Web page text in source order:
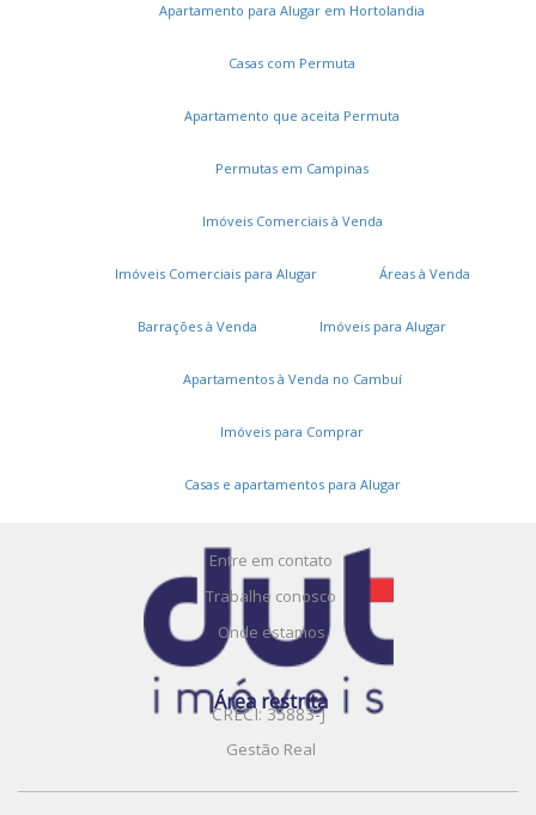
Apartamento para Alugar em Hortolandia
Casas com Permuta
Apartamento que aceita Permuta
Permutas em Campinas
Imóveis Comerciais à Venda
Imóveis Comerciais para Alugar Áreas à Venda
Barrações à Venda Imóveis para Alugar
Apartamentos à Venda no Cambuí
Imóveis para Comprar
Casas e apartamentos para Alugar
CRECI: 35883-J
Serviços
Cadastros e Propostas
Cadastre seu imóvel
Entre em contato
Trabalhe conosco
Onde estamos
Área restrita
Gestão Real